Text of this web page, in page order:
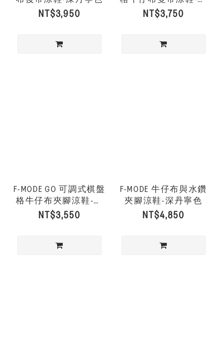
NT$3,950
丹寧色
NT$3,750
F-MODE GO 可調式棋盤
格牛仔布夾腳涼鞋-深
丹寧色
NT$3,550
F-MODE 牛仔布與水鑽
夾腳涼鞋-深丹寧色
NT$4,850